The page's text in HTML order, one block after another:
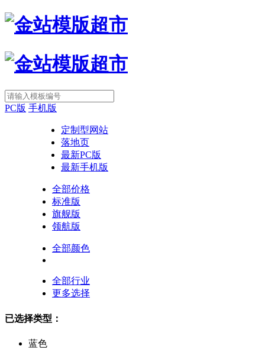
PC版 手机版
定制型网站
落地页
最新PC版
最新手机版
全部价格
标准版
旗舰版
领航版
全部颜色
全部行业
更多选择
已选择类型：
蓝色